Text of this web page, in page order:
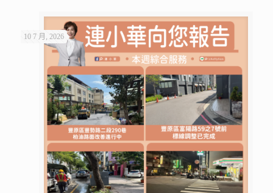
10 7 月, 2026